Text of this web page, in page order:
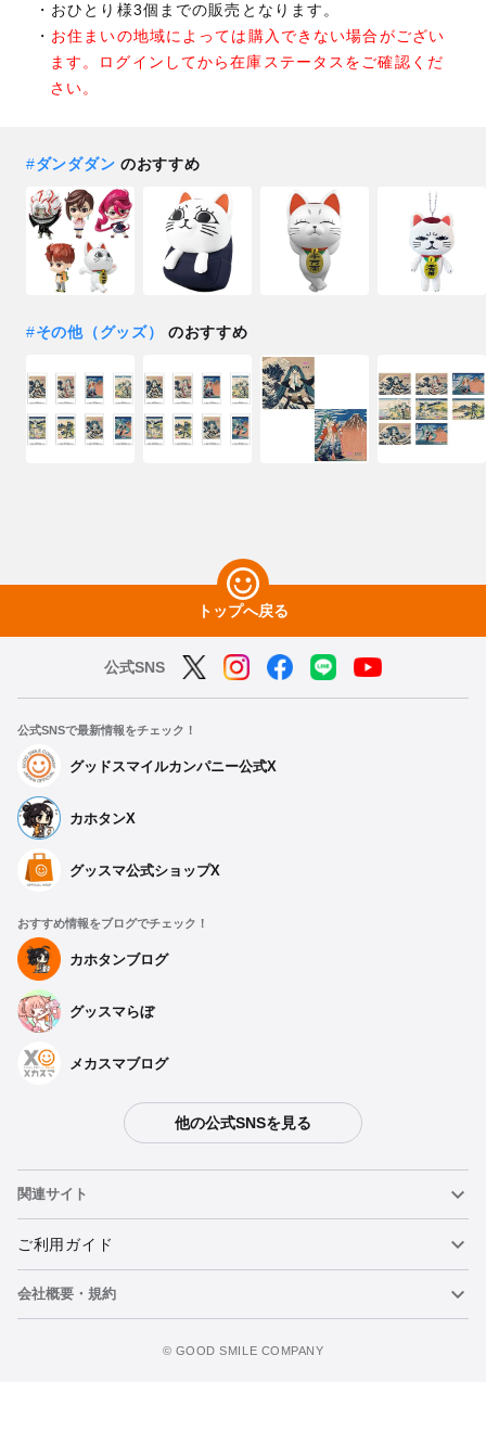
おひとり様3個までの販売となります。
お住まいの地域によっては購入できない場合がござい
ます。ログインしてから在庫ステータスをご確認くだ
さい。
#ダンダダン のおすすめ
#その他（グッズ） のおすすめ
トップへ戻る
公式SNS
公式SNSで最新情報をチェック！
グッドスマイルカンパニー公式X
カホタンX
グッスマ公式ショップX
おすすめ情報をブログでチェック！
カホタンブログ
グッスマらぼ
メカスマブログ
他の公式SNSを見る
関連サイト
ねんどろいど
ねんどろいどフェイスメーカー
ご利用ガイド
重要なお知らせ
会社概要・規約
©️ GOOD SMILE COMPANY